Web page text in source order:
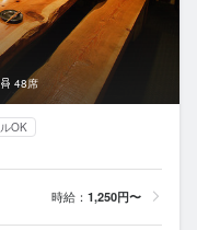
48席
OK
時給： 1,250円〜